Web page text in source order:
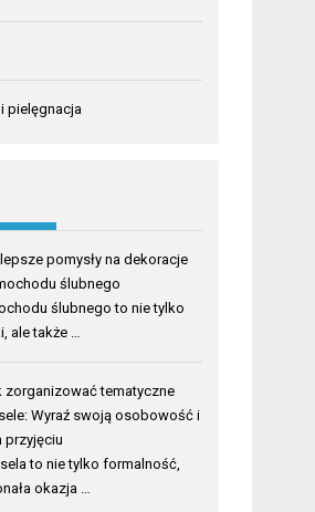
pielęgnacja
pomysły na dekoracje
ślubnego
ślubnego to nie tylko
ale także …
zorganizować tematyczne
Wyraź swoją osobowość i
przyjęciu
to nie tylko formalność,
okazja …